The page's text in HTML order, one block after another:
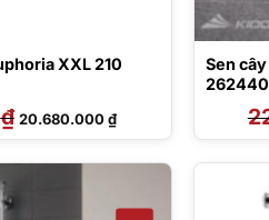
XXL 210
₫ Giá
gốc
là:
20.680.000₫Giá
hiện
tại
20.680.000 ₫.
Sen